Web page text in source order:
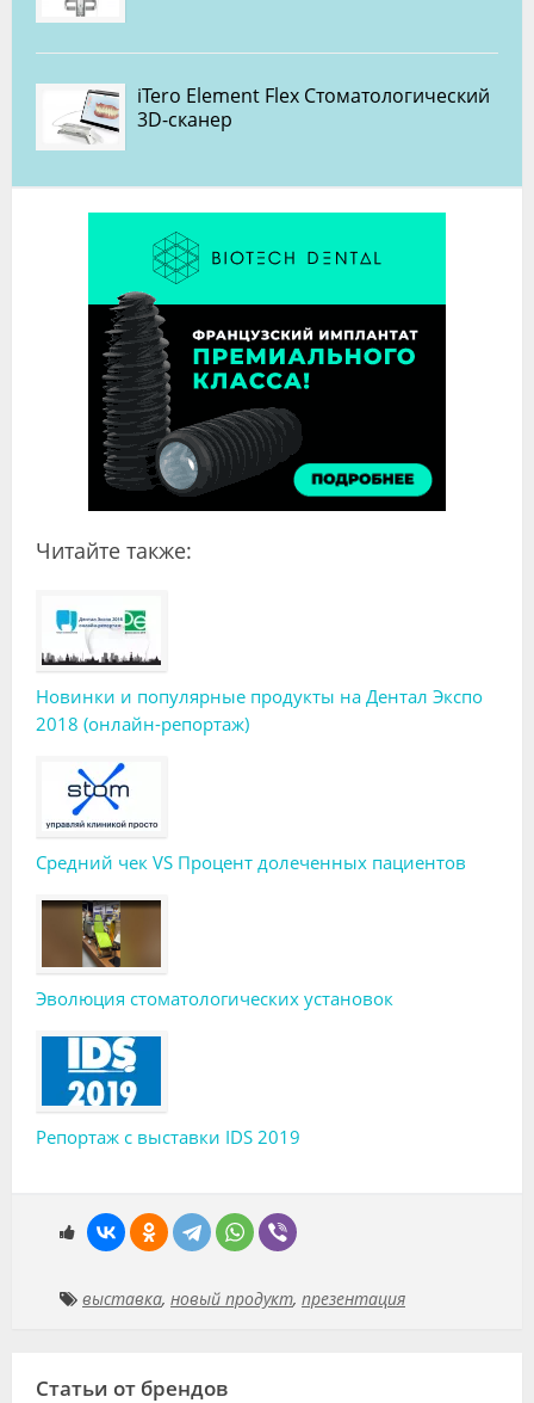
iTero Element Flex Стоматологический
3D-сканер
Читайте также:
Новинки и популярные продукты на Дентал Экспо
2018 (онлайн-репортаж)
Средний чек VS Процент долеченных пациентов
Эволюция стоматологических установок
Репортаж с выставки IDS 2019
выставка, новый продукт, презентация
Статьи от брендов